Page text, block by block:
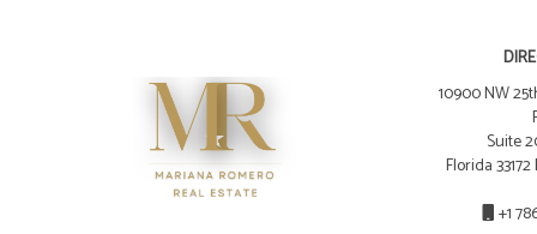
10900 NW
Suite
Florida
+1